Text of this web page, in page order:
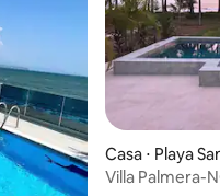
Casa ⋅ Playa
Villa Palmera-